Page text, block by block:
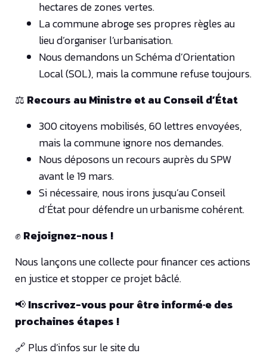
hectares de zones vertes.
La commune abroge ses propres règles au
lieu d’organiser l’urbanisation.
Nous demandons un Schéma d’Orientation
Local (SOL), mais la commune refuse toujours.
⚖️ Recours au Ministre et au Conseil d’État
300 citoyens mobilisés, 60 lettres envoyées,
mais la commune ignore nos demandes.
Nous déposons un recours auprès du SPW
avant le 19 mars.
Si nécessaire, nous irons jusqu’au Conseil
d’État pour défendre un urbanisme cohérent.
✊Rejoignez-nous !
Nous lançons une collecte pour financer ces actions
en justice et stopper ce projet bâclé.
📢Inscrivez-vous pour être informé·e des
prochaines étapes !
🔗 Plus d’infos sur le site du